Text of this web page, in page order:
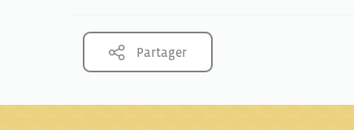
Partager